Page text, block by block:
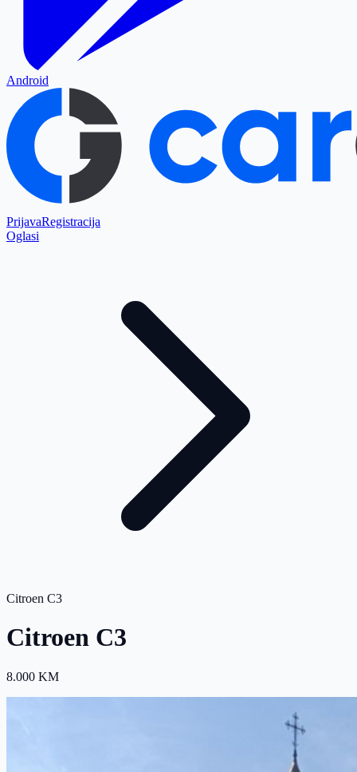
Android
PrijavaRegistracija
Oglasi
Citroen C3
Citroen C3
8.000 KM